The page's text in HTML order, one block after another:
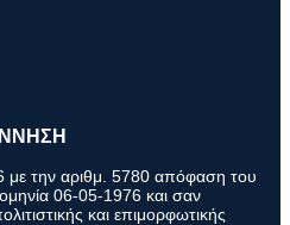
την αριθμ. 5780 απόφαση του
06-05-1976 και σαν
και επιμορφωτικής